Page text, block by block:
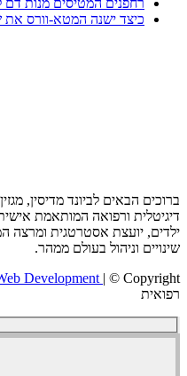
כיצד ישנה המטא-וורס את
הבאים לביונד מדיסין, מגזין
ורפואה המותאמת אישית.
יועצת אסטרטגית ומרצה
וניהול בעולם ממהר.
- Web Development